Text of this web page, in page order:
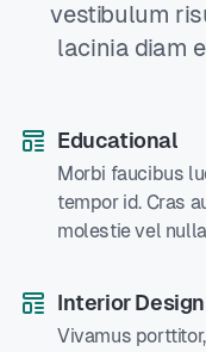
vestibulum
lacinia diam
Educational
Morbi faucibus
tempor id. Cras
molestie vel
Interior Design
Vivamus